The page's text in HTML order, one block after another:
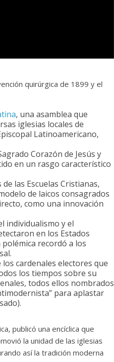
quirúrgica de 1899 y el
, una asamblea que
iglesias locales de
Latinoamericano,
Corazón de Jesús y
en un rasgo característico
las Escuelas Cristianas,
de laicos consagrados
como una innovación
individualismo y el
en los Estados
recordó a los
cardenales electores que
los tiempos sobre su
todos ellos nombrados
para aplastar
publicó una encíclica que
la unidad de las iglesias
así la tradición moderna